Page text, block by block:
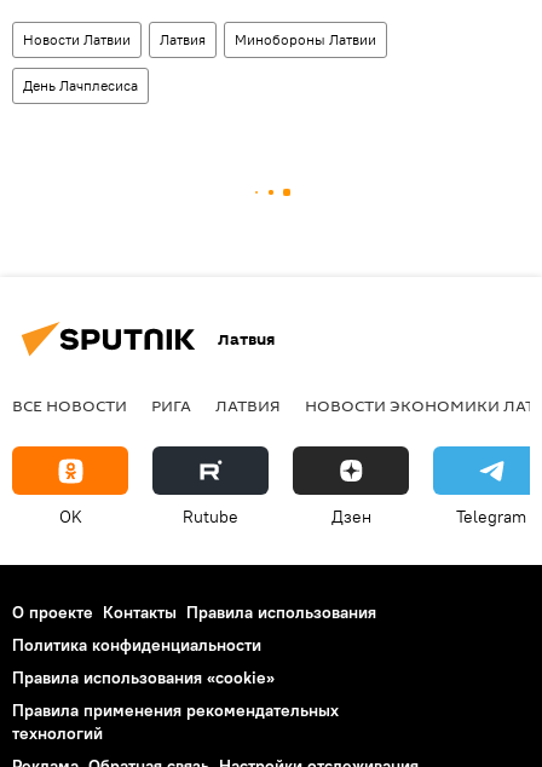
Новости Латвии Латвия Минобороны Латвии
День Лачплесиса
Латвия
ВСЕ НОВОСТИ РИГА ЛАТВИЯ НОВОСТИ ЭКОНОМИКИ
OK Rutube Дзен Telegram
О проекте Контакты Правила использования
Политика конфиденциальности
Правила использования «cookie»
Правила применения рекомендательных
технологий